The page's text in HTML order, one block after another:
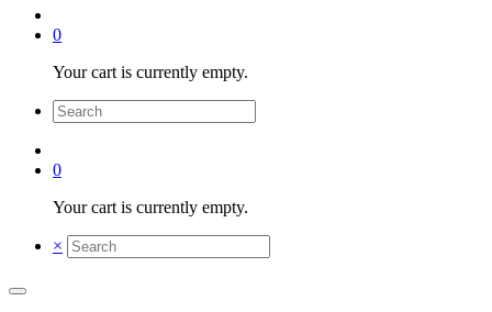
0
Your cart is currently empty.
0
Your cart is currently empty.
×